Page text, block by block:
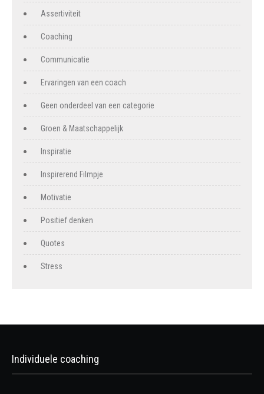
Assertiviteit
Coaching
Communicatie
Ervaringen van een coach
Geen onderdeel van een categorie
Groen & Maatschappelijk
Inspiratie
Inspirerend Filmpje
Motivatie
Positief denken
Quotes
Stress
Individuele coaching